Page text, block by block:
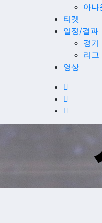
아나
티켓
일정/결과
경기
리그
영상